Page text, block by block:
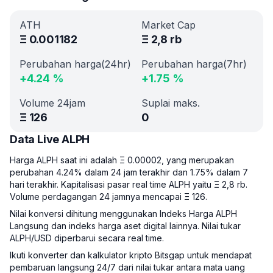
ATH
Ξ 0.001182
Market Cap
Ξ 2,8 rb
Perubahan harga(24hr)
+4.24 %
Perubahan harga(7hr)
+1.75 %
Volume 24jam
Ξ 126
Suplai maks.
0
Data Live ALPH
Harga ALPH saat ini adalah Ξ 0.00002, yang merupakan
perubahan 4.24% dalam 24 jam terakhir dan 1.75% dalam 7
hari terakhir. Kapitalisasi pasar real time ALPH yaitu Ξ 2,8 rb.
Volume perdagangan 24 jamnya mencapai Ξ 126.
Nilai konversi dihitung menggunakan Indeks Harga ALPH
Langsung dan indeks harga aset digital lainnya. Nilai tukar
ALPH/USD diperbarui secara real time.
Ikuti konverter dan kalkulator kripto Bitsgap untuk mendapat
pembaruan langsung 24/7 dari nilai tukar antara mata uang